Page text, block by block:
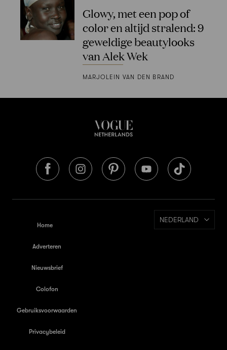
Glowy, met een pop of
color en altijd stralend: 9
geweldige beautylooks
van Alek Wek
MARJOLEIN VAN DEN BRAND
Home
Adverteren
Nieuwsbrief
Colofon
Gebruiksvoorwaarden
Privacybeleid
NEDERLAND